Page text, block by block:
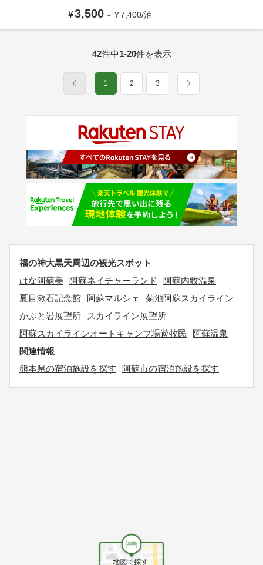
¥3,500～ ¥7,400/泊
42件中1-20件を表示
1 2 3
福の神大黒天周辺の観光スポット
はな阿蘇美
阿蘇ネイチャーランド
阿蘇内牧温泉
夏目漱石記念館
阿蘇マルシェ
菊池阿蘇スカイライン
かぶと岩展望所
スカイライン展望所
阿蘇スカイラインオートキャンプ場遊牧民
阿蘇温泉
関連情報
熊本県の宿泊施設を探す
阿蘇市の宿泊施設を探す